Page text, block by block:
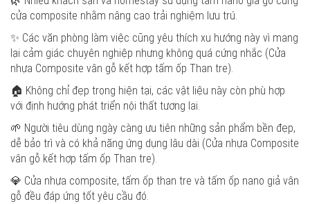
cửa composite nhằm nâng cao trải nghiệm lưu trú.
✨ Các văn phòng làm việc cũng yêu thích xu hướng này vì mang
lại cảm giác chuyên nghiệp nhưng không quá cứng nhắc (Cửa
nhựa Composite vân gỗ kết hợp tấm ốp Than tre).
🏠 Không chỉ đẹp trong hiện tại, các vật liệu này còn phù hợp
với định hướng phát triển nội thất tương lai.
🌱 Người tiêu dùng ngày càng ưu tiên những sản phẩm bền đẹp,
dễ bảo trì và có khả năng ứng dụng lâu dài (Cửa nhựa Composite
vân gỗ kết hợp tấm ốp Than tre).
💎 Cửa nhựa composite, tấm ốp than tre và tấm ốp nano giả vân
gỗ đều đáp ứng tốt yêu cầu đó.